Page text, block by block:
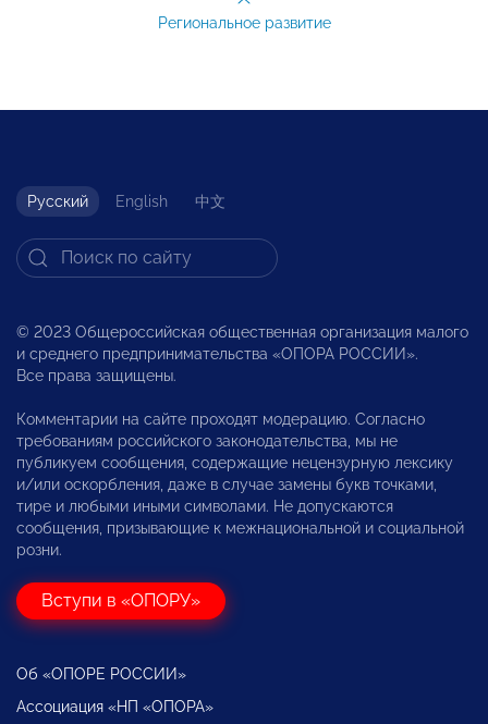
Региональное развитие
Русский English 中文
© 2023 Общероссийская общественная организация малого
и среднего предпринимательства «ОПОРА РОССИИ».
Все права защищены.
Комментарии на сайте проходят модерацию. Согласно
требованиям российского законодательства, мы не
публикуем сообщения, содержащие нецензурную лексику
и/или оскорбления, даже в случае замены букв точками,
тире и любыми иными символами. Не допускаются
сообщения, призывающие к межнациональной и социальной
розни.
Вступи в «ОПОРУ»
Об «ОПОРЕ РОССИИ»
Ассоциация «НП «ОПОРА»